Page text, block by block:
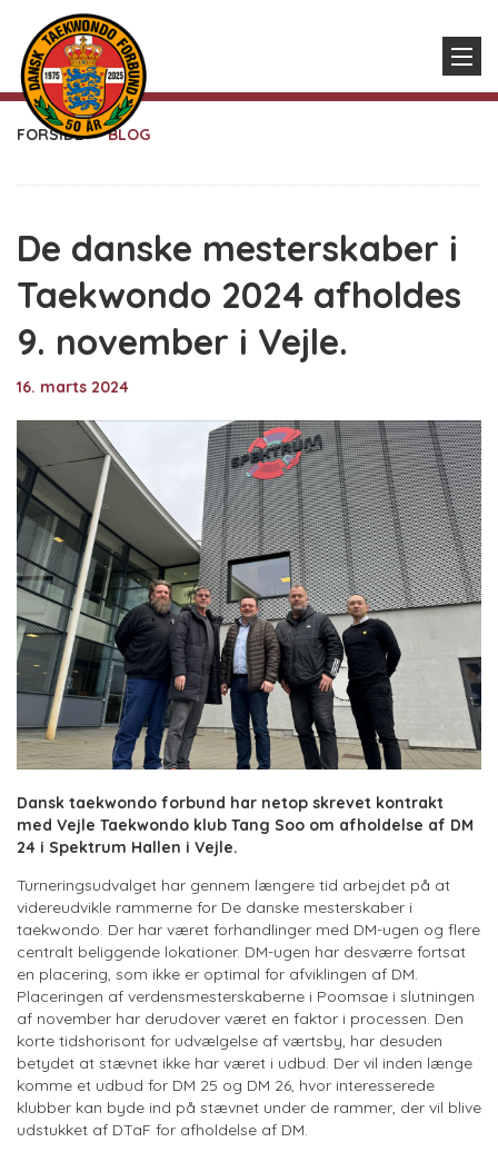
FORSIDE BLOG
De danske mesterskaber i
Taekwondo 2024 afholdes
9. november i Vejle.
16. marts 2024
Dansk taekwondo forbund har netop skrevet kontrakt
med Vejle Taekwondo klub Tang Soo om afholdelse af DM
24 i Spektrum Hallen i Vejle.
Turneringsudvalget har gennem længere tid arbejdet på at
videreudvikle rammerne for De danske mesterskaber i
taekwondo. Der har været forhandlinger med DM-ugen og flere
centralt beliggende lokationer. DM-ugen har desværre fortsat
en placering, som ikke er optimal for afviklingen af DM.
Placeringen af verdensmesterskaberne i Poomsae i slutningen
af november har derudover været en faktor i processen. Den
korte tidshorisont for udvælgelse af værtsby, har desuden
betydet at stævnet ikke har været i udbud. Der vil inden længe
komme et udbud for DM 25 og DM 26, hvor interesserede
klubber kan byde ind på stævnet under de rammer, der vil blive
udstukket af DTaF for afholdelse af DM.